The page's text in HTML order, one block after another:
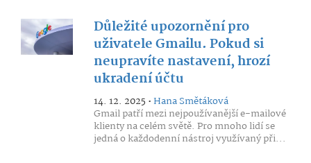
Důležité upozornění pro
uživatele Gmailu. Pokud si
neupravíte nastavení, hrozí
ukradení účtu
14. 12. 2025 •Hana Smětáková
Gmail patří mezi nejpoužívanější e-mailové
klienty na celém světě. Pro mnoho lidí se
jedná o každodenní nástroj využívaný při...